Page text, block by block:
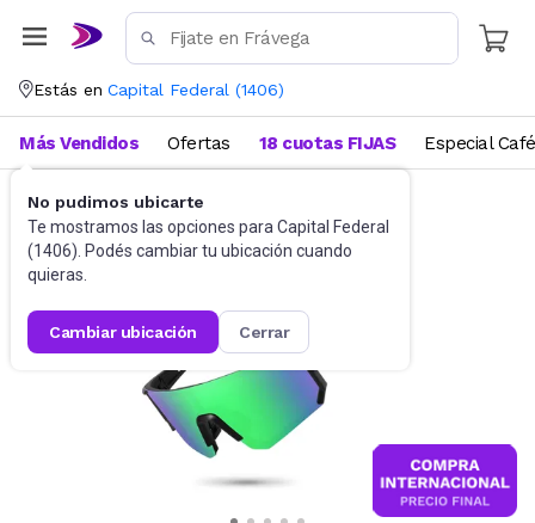
Estás en Capital Federal (1406)
No pudimos ubicarte
Te mostramos las opciones para Capital Federal
(1406). Podés cambiar tu ubicación cuando
quieras.
cambiar ubicación cerrar
Más Vendidos Ofertas 18 cuotas FIJAS Especial Café
Accesorios Anteojos de sol